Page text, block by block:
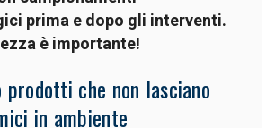
prima e dopo gli interventi.
è importante!
che non lasciano
in ambiente